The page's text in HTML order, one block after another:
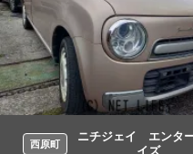
西原町
ニチジェイ エンタ
イズ